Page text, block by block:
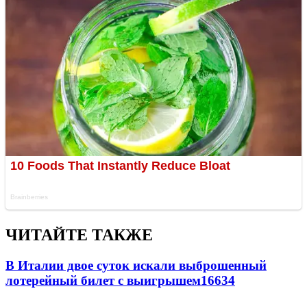
ЧИТАЙТЕ ТАКЖЕ
В Италии двое суток искали выброшенный
лотерейный билет с выигрышем16634